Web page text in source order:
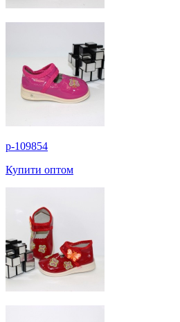
p-109854
Купити оптом